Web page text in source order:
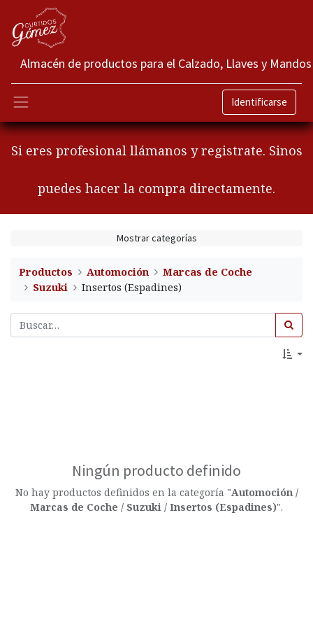
Almacén de productos para el Calzado, Llaves y Mandos
Identificarse
Si eres profesional llámanos y registrate. Sinos
puedes hacer la compra directamente.
Mostrar categorías
Productos Automoción
Marcas de Coche
Suzuki
Insertos (Espadines)
Ningún producto definido
No hay productos definidos en la categoría "Automoción /
Marcas de Coche / Suzuki / Insertos (Espadines)".